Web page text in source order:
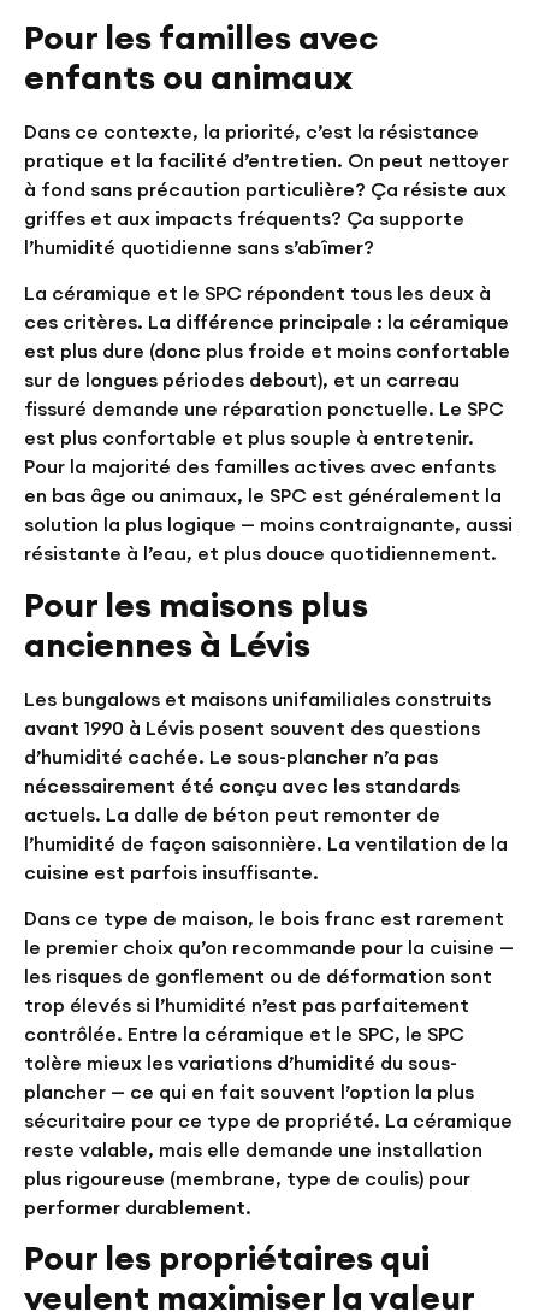
Pour les familles avec
enfants ou animaux
Dans ce contexte, la priorité, c’est la résistance
pratique et la facilité d’entretien. On peut nettoyer
à fond sans précaution particulière? Ça résiste aux
griffes et aux impacts fréquents? Ça supporte
l’humidité quotidienne sans s’abîmer?
La céramique et le SPC répondent tous les deux à
ces critères. La différence principale : la céramique
est plus dure (donc plus froide et moins confortable
sur de longues périodes debout), et un carreau
fissuré demande une réparation ponctuelle. Le SPC
est plus confortable et plus souple à entretenir.
Pour la majorité des familles actives avec enfants
en bas âge ou animaux, le SPC est généralement la
solution la plus logique — moins contraignante, aussi
résistante à l’eau, et plus douce quotidiennement.
Pour les maisons plus
anciennes à Lévis
Les bungalows et maisons unifamiliales construits
avant 1990 à Lévis posent souvent des questions
d’humidité cachée. Le sous-plancher n’a pas
nécessairement été conçu avec les standards
actuels. La dalle de béton peut remonter de
l’humidité de façon saisonnière. La ventilation de la
cuisine est parfois insuffisante.
Dans ce type de maison, le bois franc est rarement
le premier choix qu’on recommande pour la cuisine —
les risques de gonflement ou de déformation sont
trop élevés si l’humidité n’est pas parfaitement
contrôlée. Entre la céramique et le SPC, le SPC
tolère mieux les variations d’humidité du sous-
plancher — ce qui en fait souvent l’option la plus
sécuritaire pour ce type de propriété. La céramique
reste valable, mais elle demande une installation
plus rigoureuse (membrane, type de coulis) pour
performer durablement.
Pour les propriétaires qui
veulent maximiser la valeur